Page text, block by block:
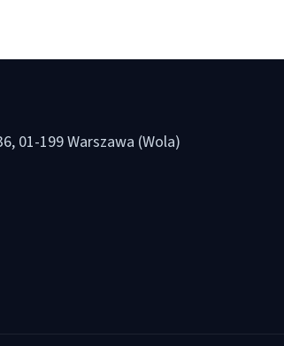
01-199 Warszawa (Wola)